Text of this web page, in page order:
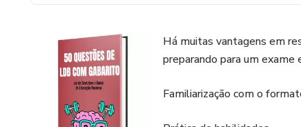
Há muitas vantagens em
preparando para um
Familiarização com o